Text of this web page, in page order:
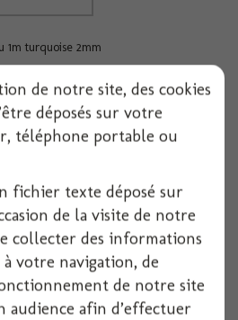
1m turquoise 2mm
Voir
de notre site, des cookies
déposés sur votre
téléphone portable ou
fichier texte déposé sur
de la visite de notre
collecter des informations
votre navigation, de
de notre site
audience afin d’effectuer